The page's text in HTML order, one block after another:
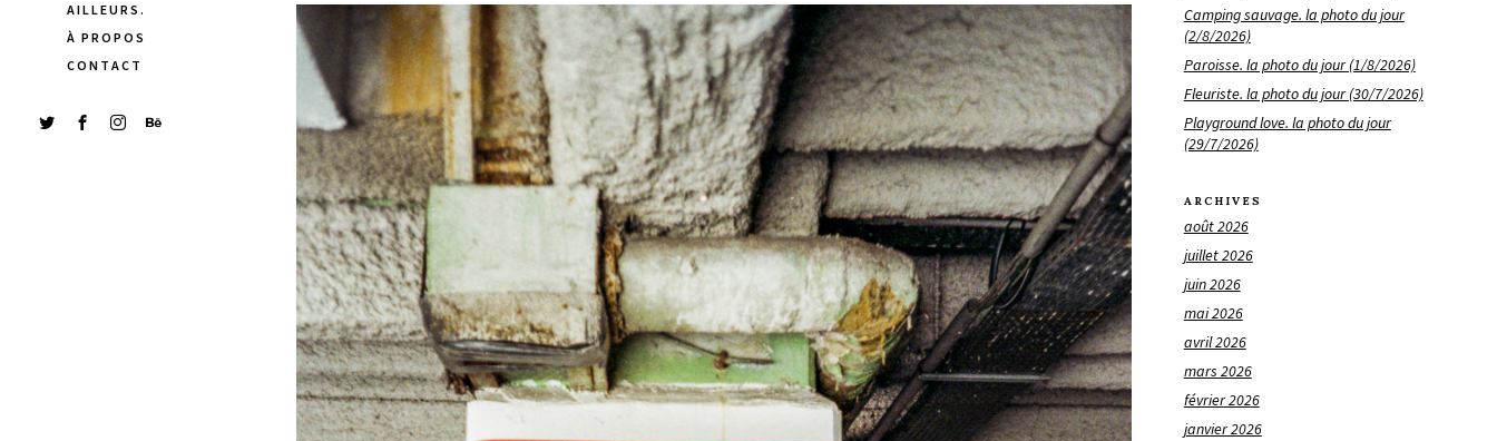
AILLEURS.
À PROPOS
CONTACT
Camping sauvage. la photo du jour
(2/8/2026)
Paroisse. la photo du jour (1/8/2026)
Fleuriste. la photo du jour (30/7/2026)
Playground love. la photo du jour
(29/7/2026)
ARCHIVES
août 2026
juillet 2026
juin 2026
mai 2026
avril 2026
mars 2026
février 2026
janvier 2026